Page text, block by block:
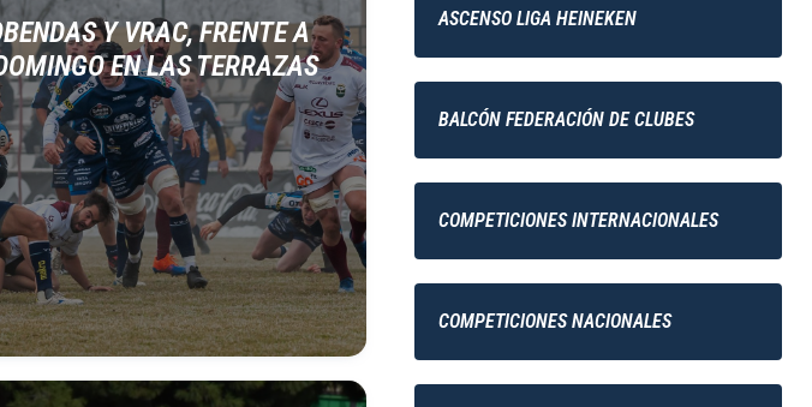
Y VRAC, FRENTE A
EN LAS TERRAZAS
ASCENSO LIGA HEINEKEN
BALCÓN FEDERACIÓN DE CLUBES
COMPETICIONES INTERNACIONALES
COMPETICIONES NACIONALES